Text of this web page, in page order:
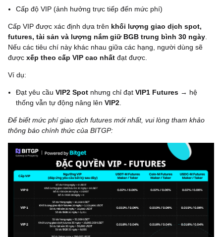
Cấp độ VIP (ảnh hưởng trực tiếp đến mức phí)
Cấp VIP được xác định dựa trên khối lượng giao dịch spot,
futures, tài sản và lượng nắm giữ BGB trung bình 30 ngày
Nếu các tiêu chí này khác nhau giữa các hạng, người dùng sẽ
được xếp theo cấp VIP cao nhất đạt được.
Ví dụ:
Đạt yêu cầu VIP2 Spot nhưng chỉ đạt VIP1 Futures → hệ
thống vẫn tự động nâng lên VIP2
Để biết mức phí giao dịch futures mới nhất, vui lòng tham khảo
thông báo chính thức của BITGP: